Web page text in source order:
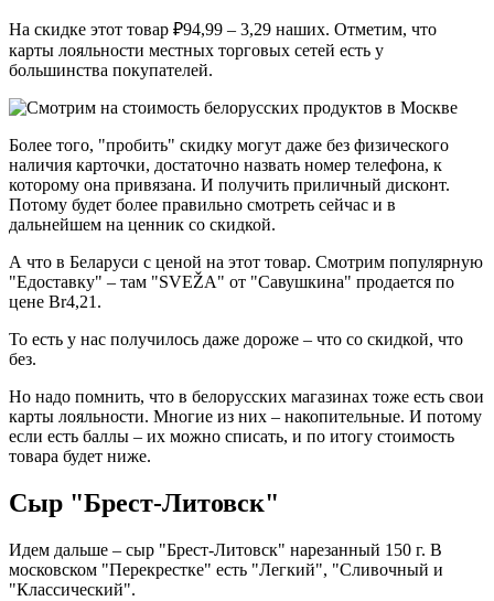
На скидке этот товар ₽94,99 – 3,29 наших. Отметим, что
карты лояльности местных торговых сетей есть у
большинства покупателей.
Более того, "пробить" скидку могут даже без физического
наличия карточки, достаточно назвать номер телефона, к
которому она привязана. И получить приличный дисконт.
Потому будет более правильно смотреть сейчас и в
дальнейшем на ценник со скидкой.
А что в Беларуси с ценой на этот товар. Смотрим популярную
"Едоставку" – там "SVEŽA" от "Савушкина" продается по
цене Br4,21.
То есть у нас получилось даже дороже – что со скидкой, что
без.
Но надо помнить, что в белорусских магазинах тоже есть свои
карты лояльности. Многие из них – накопительные. И потому
если есть баллы – их можно списать, и по итогу стоимость
товара будет ниже.
Сыр "Брест-Литовск"
Идем дальше – сыр "Брест-Литовск" нарезанный 150 г. В
московском "Перекрестке" есть "Легкий", "Сливочный и
"Классический".